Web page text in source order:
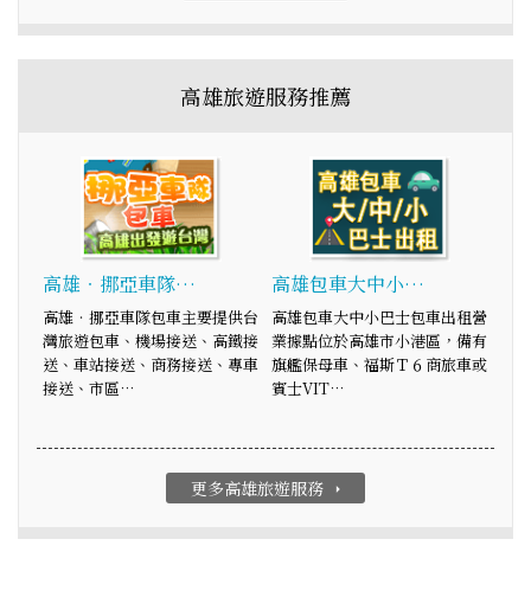
高雄旅遊服務推薦
高雄‧挪亞車隊…
高雄‧挪亞車隊包車主要提供台
灣旅遊包車、機場接送、高鐵接
送、車站接送、商務接送、專車
接送、市區…
高雄包車大中小…
高雄包車大中小巴士包車出租營
業據點位於高雄市小港區，備有
旗艦保母車、福斯Ｔ６商旅車或
賓士VIT…
更多高雄旅遊服務 arrow_right